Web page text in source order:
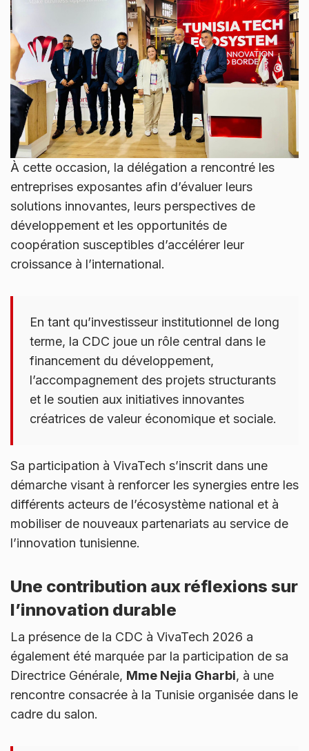
À cette occasion, la délégation a rencontré les
entreprises exposantes afin d’évaluer leurs
solutions innovantes, leurs perspectives de
développement et les opportunités de
coopération susceptibles d’accélérer leur
croissance à l’international.
En tant qu’investisseur institutionnel de long
terme, la CDC joue un rôle central dans le
financement du développement,
l’accompagnement des projets structurants
et le soutien aux initiatives innovantes
créatrices de valeur économique et sociale.
Sa participation à VivaTech s’inscrit dans une
démarche visant à renforcer les synergies entre les
différents acteurs de l’écosystème national et à
mobiliser de nouveaux partenariats au service de
l’innovation tunisienne.
Une contribution aux réflexions sur
l’innovation durable
La présence de la CDC à VivaTech 2026 a
également été marquée par la participation de sa
Directrice Générale, Mme Nejia Gharbi, à une
rencontre consacrée à la Tunisie organisée dans le
cadre du salon.